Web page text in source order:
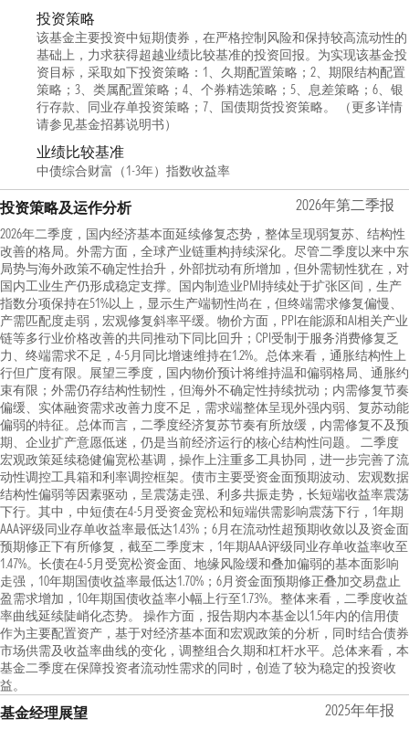
投资策略
该基金主要投资中短期债券，在严格控制风险和保持较高流动性的
基础上，力求获得超越业绩比较基准的投资回报。为实现该基金投
资目标，采取如下投资策略：1、久期配置策略；2、期限结构配置
策略；3、类属配置策略；4、个券精选策略；5、息差策略；6、银
行存款、同业存单投资策略；7、国债期货投资策略。 （更多详情
请参见基金招募说明书）
业绩比较基准
中债综合财富（1-3年）指数收益率
投资策略及运作分析 2026年第二季报
2026年二季度，国内经济基本面延续修复态势，整体呈现弱复苏、结构性
改善的格局。外需方面，全球产业链重构持续深化。尽管二季度以来中东
局势与海外政策不确定性抬升，外部扰动有所增加，但外需韧性犹在，对
国内工业生产仍形成稳定支撑。国内制造业PMI持续处于扩张区间，生产
指数分项保持在51%以上，显示生产端韧性尚在，但终端需求修复偏慢、
产需匹配度走弱，宏观修复斜率平缓。物价方面，PPI在能源和AI相关产业
链等多行业价格改善的共同推动下同比回升；CPI受制于服务消费修复乏
力、终端需求不足，4-5月同比增速维持在1.2%。总体来看，通胀结构性上
行但广度有限。展望三季度，国内物价预计将维持温和偏弱格局、通胀约
束有限；外需仍存结构性韧性，但海外不确定性持续扰动；内需修复节奏
偏缓、实体融资需求改善力度不足，需求端整体呈现外强内弱、复苏动能
偏弱的特征。总体而言，二季度经济复苏节奏有所放缓，内需修复不及预
期、企业扩产意愿低迷，仍是当前经济运行的核心结构性问题。 二季度
宏观政策延续稳健偏宽松基调，操作上注重多工具协同，进一步完善了流
动性调控工具箱和利率调控框架。债市主要受资金面预期波动、宏观数据
结构性偏弱等因素驱动，呈震荡走强、利多共振走势，长短端收益率震荡
下行。其中，中短债在4-5月受资金宽松和短端供需影响震荡下行，1年期
AAA评级同业存单收益率最低达1.43%；6月在流动性超预期收敛以及资金面
预期修正下有所修复，截至二季度末，1年期AAA评级同业存单收益率收至
1.47%。长债在4-5月受宽松资金面、地缘风险缓和叠加偏弱的基本面影响
走强，10年期国债收益率最低达1.70%；6月资金面预期修正叠加交易盘止
盈需求增加，10年期国债收益率小幅上行至1.73%。整体来看，二季度收益
率曲线延续陡峭化态势。 操作方面，报告期内本基金以1.5年内的信用债
作为主要配置资产，基于对经济基本面和宏观政策的分析，同时结合债券
市场供需及收益率曲线的变化，调整组合久期和杠杆水平。总体来看，本
基金二季度在保障投资者流动性需求的同时，创造了较为稳定的投资收
益。
基金经理展望 2025年年报